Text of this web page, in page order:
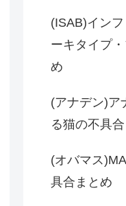
(ISAB)イン
ーキタイプ
め
(アナデン)ア
る猫の不具
(オバマス
具合まとめ